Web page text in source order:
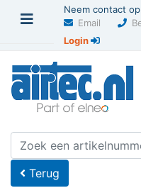
Neem contact
Email
Login
U bevindt zich hier
Terug